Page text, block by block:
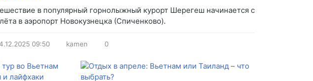
в популярный горнолыжный курорт Шерегеш начинается с
в аэропорт Новокузнецка (Спиченково).
09:50 kamen 0